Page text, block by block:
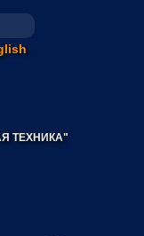
ТЕХНИКА"